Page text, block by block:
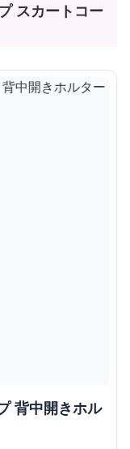
スカートコー
背中開きホル